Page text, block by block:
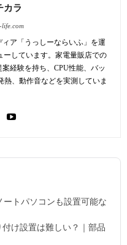
カラ
life.com
ィア「うっしーならいふ」を運
ーしています。家電量販店での
経験を持ち、CPU性能、バッ
、動作音などを実測していま
ートパソコンも設置可能な
け設置は難しい？｜部品